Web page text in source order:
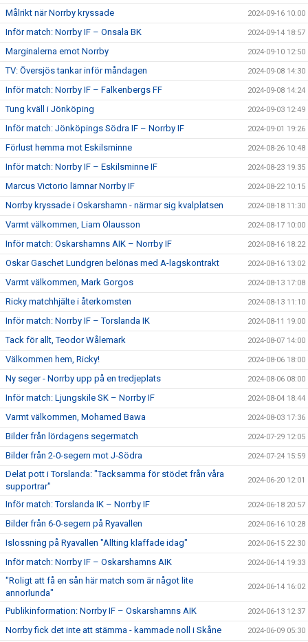
Målrikt när Norrby kryssade 2024-09-16 10:00
Inför match: Norrby IF – Onsala BK 2024-09-14 18:57
Marginalerna emot Norrby 2024-09-10 12:50
TV: Översjös tankar inför måndagen 2024-09-08 14:30
Inför match: Norrby IF – Falkenbergs FF 2024-09-08 14:24
Tung kväll i Jönköping 2024-09-03 12:49
Inför match: Jönköpings Södra IF – Norrby IF 2024-09-01 19:26
Förlust hemma mot Eskilsminne 2024-08-26 10:48
Inför match: Norrby IF – Eskilsminne IF 2024-08-23 19:35
Marcus Victorio lämnar Norrby IF 2024-08-22 10:15
Norrby kryssade i Oskarshamn - närmar sig kvalplatsen 2024-08-18 11:30
Varmt välkommen, Liam Olausson 2024-08-17 10:00
Inför match: Oskarshamns AIK – Norrby IF 2024-08-16 18:22
Oskar Gaschet Lundgren belönas med A-lagskontrakt 2024-08-16 13:02
Varmt välkommen, Mark Gorgos 2024-08-13 17:08
Ricky matchhjälte i återkomsten 2024-08-13 11:10
Inför match: Norrby IF – Torslanda IK 2024-08-11 19:00
Tack för allt, Teodor Wålemark 2024-08-07 14:00
Välkommen hem, Ricky! 2024-08-06 18:00
Ny seger - Norrby upp på en tredjeplats 2024-08-06 08:00
Inför match: Ljungskile SK – Norrby IF 2024-08-04 18:44
Varmt välkommen, Mohamed Bawa 2024-08-03 17:36
Bilder från lördagens segermatch 2024-07-29 12:05
Bilder från 2-0-segern mot J-Södra 2024-07-24 15:59
Delat pott i Torslanda: "Tacksamma för stödet från våra
supportrar"
2024-06-20 12:01
Inför match: Torslanda IK – Norrby IF 2024-06-18 20:57
Bilder från 6-0-segern på Ryavallen 2024-06-16 10:28
Islossning på Ryavallen "Allting klaffade idag" 2024-06-15 22:30
Inför match: Norrby IF – Oskarshamns AIK 2024-06-14 19:33
"Roligt att få en sån här match som är något lite
annorlunda"
2024-06-14 16:02
Publikinformation: Norrby IF – Oskarshamns AIK 2024-06-13 12:37
Norrby fick det inte att stämma - kammade noll i Skåne 2024-06-09 05:30